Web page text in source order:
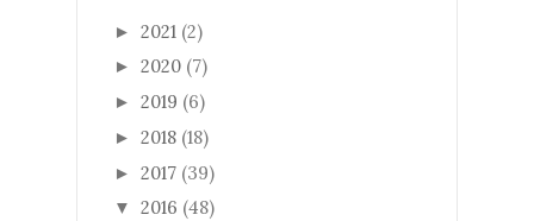
► 2021 (2)
► 2020 (7)
► 2019 (6)
► 2018 (18)
► 2017 (39)
▼ 2016 (48)